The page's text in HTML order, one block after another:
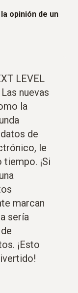
opinión de un
LEVEL
nuevas
la
de
le
¡Si
marcan
sería
¡Esto